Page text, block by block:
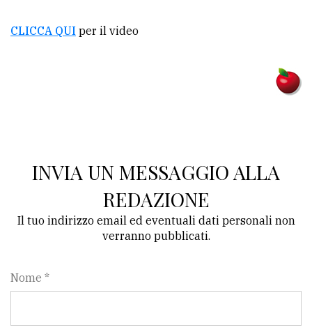
Cookie
CLICCA QUI per il video
INVIA UN MESSAGGIO ALLA
REDAZIONE
Il tuo indirizzo email ed eventuali dati personali non
verranno pubblicati.
Nome *